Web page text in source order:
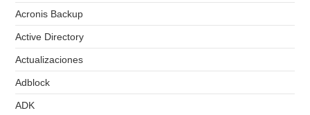
Acronis Backup
Active Directory
Actualizaciones
Adblock
ADK